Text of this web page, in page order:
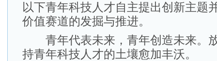
以下青年科技人才自主提出创新主题
价值赛道的发掘与推进。
青年代表未来，青年创造未来。
持青年科技人才的土壤愈加丰沃。